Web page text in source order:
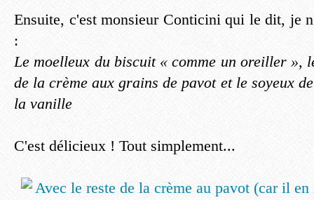
Ensuite, c'est monsieur Conticini qui le dit, je
:
Le moelleux du biscuit « comme un oreiller »,
de la crème aux grains de pavot et le soyeux
la vanille
C'est délicieux ! Tout simplement...